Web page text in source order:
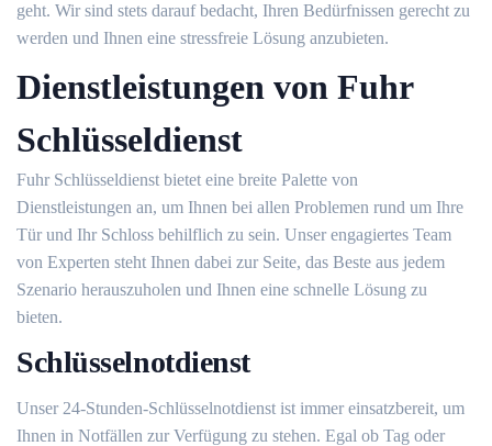
geht.​ Wir sind stets darauf bedacht, Ihren Bedürfnissen gerecht zu
werden und Ihnen eine stressfreie Lösung anzubieten.
Dienstleistungen von Fuhr
Schlüsseldienst
Fuhr Schlüsseldienst bietet eine breite Palette von
Dienstleistungen an, um Ihnen bei allen Problemen rund um Ihre
Tür und Ihr Schloss behilflich zu sein. Unser engagiertes Team
von Experten steht Ihnen dabei zur Seite, das Beste aus jedem
Szenario herauszuholen und Ihnen eine schnelle Lösung zu
bieten.​
Schlüsselnotdienst
Unser 24-Stunden-Schlüsselnotdienst ist immer einsatzbereit, um
Ihnen in Notfällen zur Verfügung zu stehen.​ Egal ob Tag oder